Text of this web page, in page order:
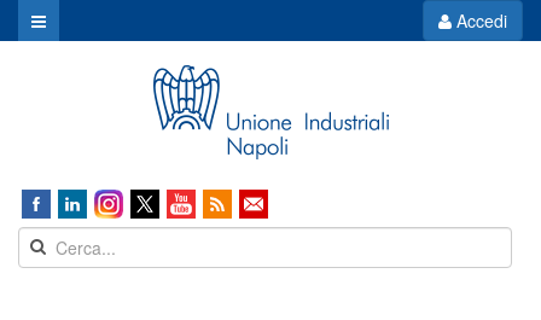
Accedi